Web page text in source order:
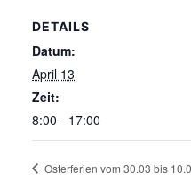
DETAILS
Datum:
April 13
Zeit:
8:00 - 17:00
Osterferien vom 30.03 bis